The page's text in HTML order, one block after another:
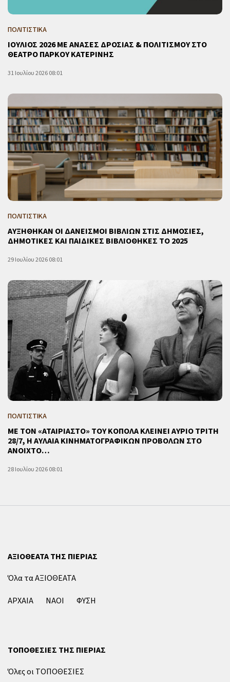
ΠΟΛΙΤΙΣΤΙΚΑ
ΙΟΥΛΙΟΣ 2026 ΜΕ ΑΝΑΣΕΣ ΔΡΟΣΙΑΣ & ΠΟΛΙΤΙΣΜΟΥ ΣΤΟ
ΘΕΑΤΡΟ ΠΑΡΚΟΥ ΚΑΤΕΡΙΝΗΣ
31 Ιουλίου 2026 08:01
ΠΟΛΙΤΙΣΤΙΚΑ
ΑΥΞΗΘΗΚΑΝ ΟΙ ΔΑΝΕΙΣΜΟΙ ΒΙΒΛΙΩΝ ΣΤΙΣ ΔΗΜΟΣΙΕΣ,
ΔΗΜΟΤΙΚΕΣ ΚΑΙ ΠΑΙΔΙΚΕΣ ΒΙΒΛΙΟΘΗΚΕΣ ΤΟ 2025
29 Ιουλίου 2026 08:01
ΠΟΛΙΤΙΣΤΙΚΑ
ΜΕ ΤΟΝ «ΑΤΑΙΡΙΑΣΤΟ» ΤΟΥ ΚΟΠΟΛΑ ΚΛΕΙΝΕΙ ΑΥΡΙΟ ΤΡΙΤΗ
28/7, Η ΑΥΛΑΙΑ ΚΙΝΗΜΑΤΟΓΡΑΦΙΚΩΝ ΠΡΟΒΟΛΩΝ ΣΤΟ
ΑΝΟΙΧΤΟ…
28 Ιουλίου 2026 08:01
ΑΞΙΟΘΕΑΤΑ ΤΗΣ ΠΙΕΡΙΑΣ
Όλα τα ΑΞΙΟΘΕΑΤΑ
ΑΡΧΑΙΑ
ΝΑΟΙ ΦΥΣΗ
ΤΟΠΟΘΕΣΙΕΣ ΤΗΣ ΠΙΕΡΙΑΣ
Όλες οι ΤΟΠΟΘΕΣΙΕΣ